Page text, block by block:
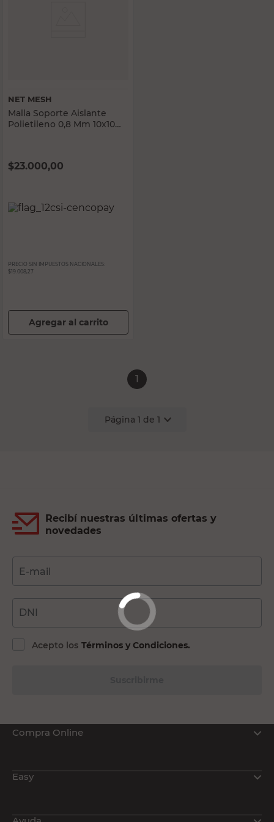
NET MESH
Malla Soporte Aislante
Polietileno 0,8 Mm 10x10
$23.000,00
PRECIO SIN IMPUESTOS NACIONALES:
$19.008,27
Agregar al carrito
1
Página 1 de 1
Recibí nuestras últimas ofertas y
novedades
E-mail
DNI
Acepto los Términos y Condiciones.
Compra Online
Easy